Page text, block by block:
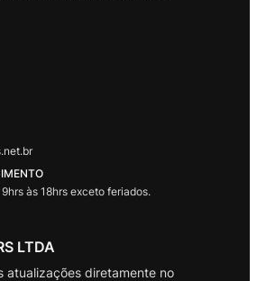
às 18hrs exceto feriados.
LTDA
atualizações diretamente no